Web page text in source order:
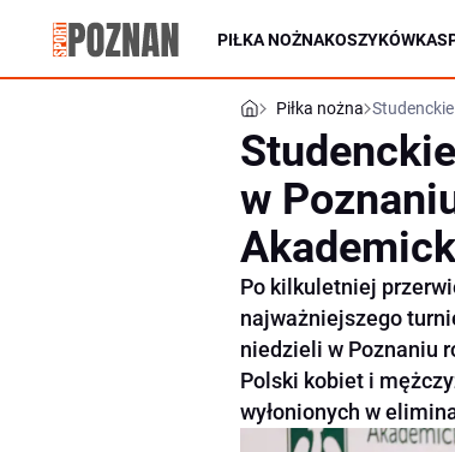
PIŁKA NOŻNAKOSZYKÓWKA
Piłka nożna
w
Po kilkuletniej
najważniejszego
niedzieli w Poznaniu
Polski kobiet i
wyłonionych w